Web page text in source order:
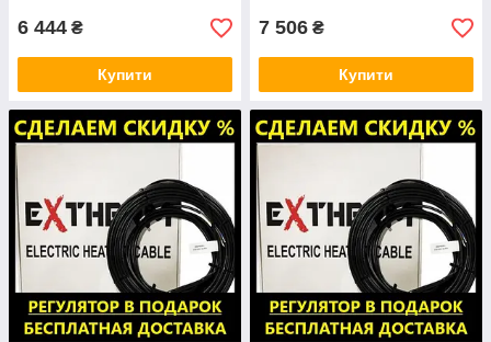
6 444 ₴
Купити
7 506 ₴
Купити